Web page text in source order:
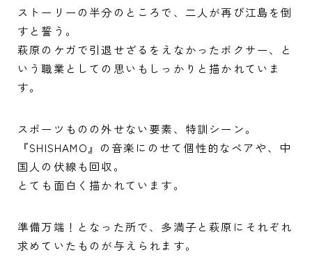
ストーリーの半分のところで、二人が再び江島を倒
すと誓う。
萩原のケガで引退せざるをえなかったボクサー、と
いう職業としての思いもしっかりと描かれていま
す。
スポーツものの外せない要素、特訓シーン。
『SHISHAMO』の音楽にのせて個性的なペアや、中
国人の伏線も回収。
とても面白く描かれています。
準備万端！となった所で、多満子と萩原にそれぞれ
求めていたものが与えられます。